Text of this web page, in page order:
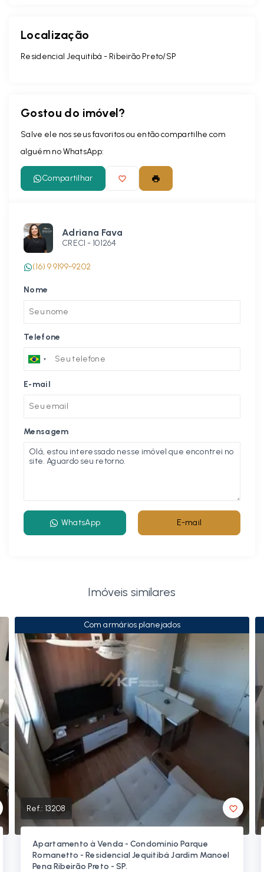
Localização
Residencial Jequitibá - Ribeirão Preto/SP
Gostou do imóvel?
Salve ele nos seus favoritos ou então compartilhe com
alguém no WhatsApp:
Compartilhar
Adriana Fava
CRECI - 101264
(16) 9 9199-9202
Nome
Telefone
E-mail
Mensagem
WhatsApp E-mail
Imóveis similares
Com armários planejados
Ref.: 13208
Apartamento à Venda - Condomínio Parque
Romanetto - Residencial Jequitibá Jardim Manoel
Pena Ribeirão Preto - SP.